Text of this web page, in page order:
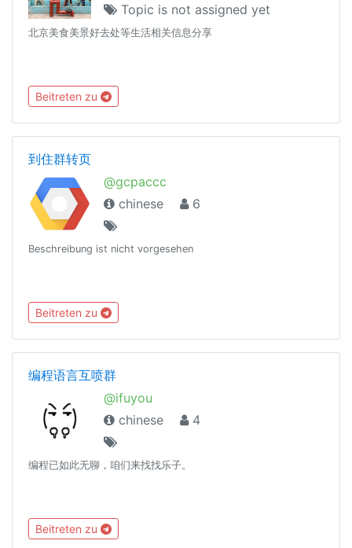
Topic is not assigned yet
北京美食美景好去处等生活相关信息分享
Beitreten zu
到住群转页
@gcpaccc
chinese
6
Beschreibung ist nicht vorgesehen
Beitreten zu
编程语言互喷群
@ifuyou
chinese
4
编程已如此无聊，咱们来找找乐子。
Beitreten zu